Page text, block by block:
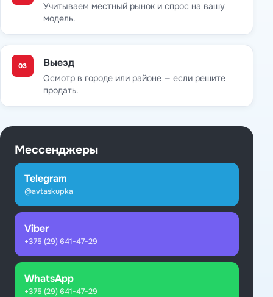
Учитываем местный рынок и спрос на вашу
модель.
03 Выезд
Осмотр в городе или районе — если решите
продать.
Мессенджеры
Telegram
@avtaskupka
Viber
+375 (29) 641-47-29
WhatsApp
+375 (29) 641-47-29